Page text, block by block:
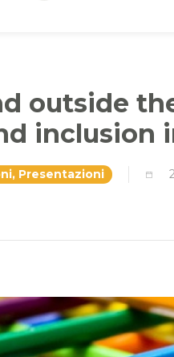
outside
inclusion
Presentazioni